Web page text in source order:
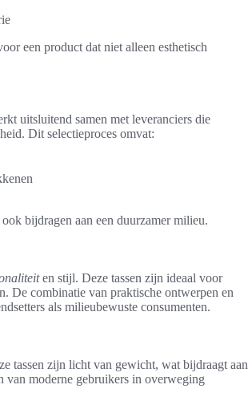
een product dat niet alleen esthetisch
uitsluitend samen met leveranciers die
Dit selectieproces omvat:
bijdragen aan een duurzamer milieu.
en stijl. Deze tassen zijn ideaal voor
De combinatie van praktische ontwerpen en
als milieubewuste consumenten.
tassen zijn licht van gewicht, wat bijdraagt aan
van moderne gebruikers in overweging